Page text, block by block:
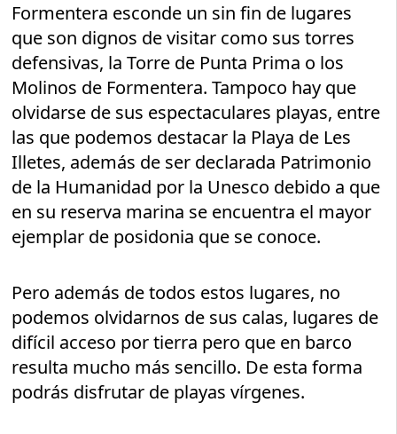
Formentera esconde un sin fin de lugares
que son dignos de visitar como sus torres
defensivas, la Torre de Punta Prima o los
Molinos de Formentera. Tampoco hay que
olvidarse de sus espectaculares playas, entre
las que podemos destacar la Playa de Les
Illetes, además de ser declarada Patrimonio
de la Humanidad por la Unesco debido a que
en su reserva marina se encuentra el mayor
ejemplar de posidonia que se conoce.
Pero además de todos estos lugares, no
podemos olvidarnos de sus calas, lugares de
difícil acceso por tierra pero que en barco
resulta mucho más sencillo. De esta forma
podrás disfrutar de playas vírgenes.